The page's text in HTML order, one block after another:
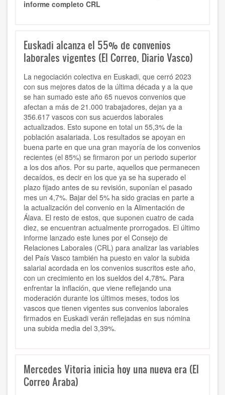
informe completo CRL
Euskadi alcanza el 55% de convenios
laborales vigentes (El Correo, Diario Vasco)
La negociación colectiva en Euskadi, que cerró 2023
con sus mejores datos de la última década y a la que
se han sumado este año 65 nuevos convenios que
afectan a más de 21.000 trabajadores, dejan ya a
356.617 vascos con sus acuerdos laborales
actualizados. Esto supone en total un 55,3% de la
población asalariada. Los resultados se apoyan en
buena parte en que una gran mayoría de los convenios
recientes (el 85%) se firmaron por un periodo superior
a los dos años. Por su parte, aquellos que permanecen
decaídos, es decir en los que ya se ha superado el
plazo fijado antes de su revisión, suponían el pasado
mes un 4,7%. Bajar del 5% ha sido gracias en parte a
la actualización del convenio en la Alimentación de
Álava. El resto de estos, que suponen cuatro de cada
diez, se encuentran actualmente prorrogados. El último
informe lanzado este lunes por el Consejo de
Relaciones Laborales (CRL) para analizar las variables
del País Vasco también ha puesto en valor la subida
salarial acordada en los convenios suscritos este año,
con un crecimiento en los sueldos del 4,78%. Para
enfrentar la inflación, que viene reflejando una
moderación durante los últimos meses, todos los
vascos que tienen vigentes sus convenios laborales
firmados en Euskadi verán reflejadas en sus nómina
una subida media del 3,39%.
Mercedes Vitoria inicia hoy una nueva era (El
Correo Araba)